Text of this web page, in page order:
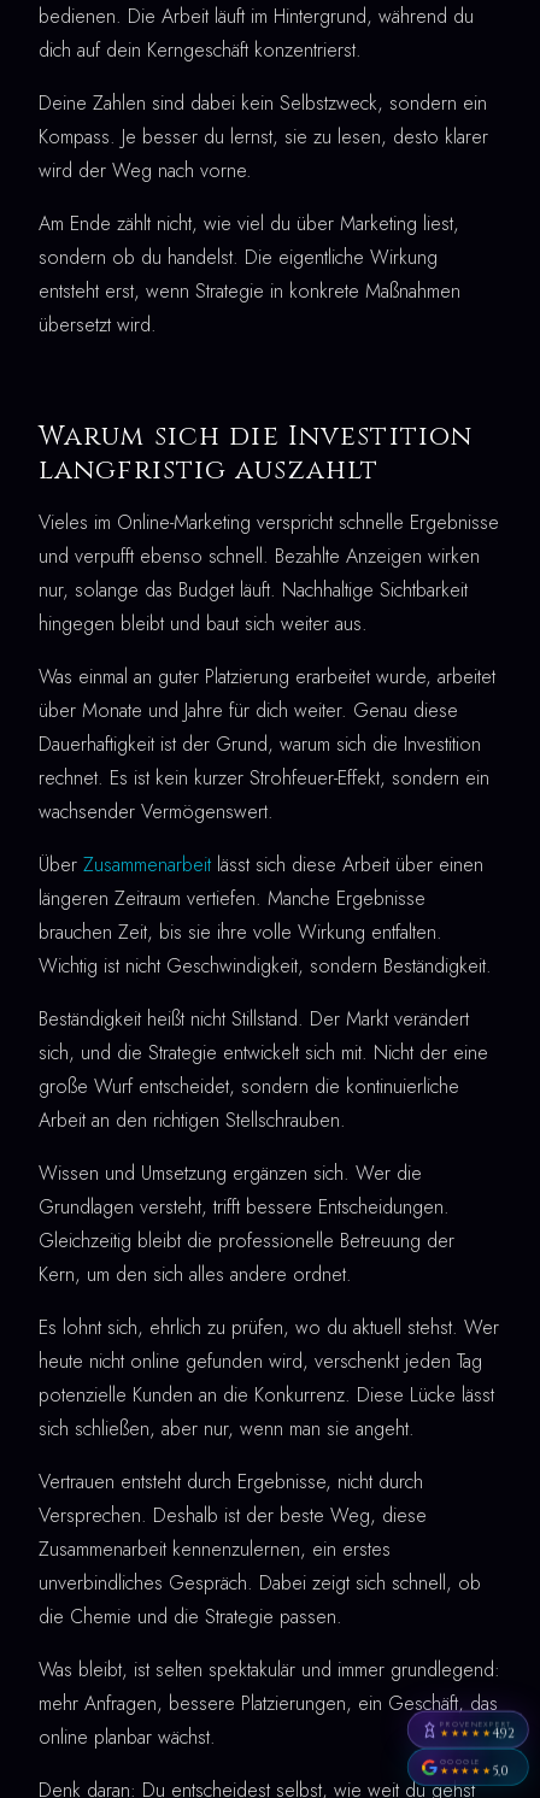
bedienen. Die Arbeit läuft im Hintergrund, während du
dich auf dein Kerngeschäft konzentrierst.
Deine Zahlen sind dabei kein Selbstzweck, sondern ein
Kompass. Je besser du lernst, sie zu lesen, desto klarer
wird der Weg nach vorne.
Am Ende zählt nicht, wie viel du über Marketing liest,
sondern ob du handelst. Die eigentliche Wirkung
entsteht erst, wenn Strategie in konkrete Maßnahmen
übersetzt wird.
Warum sich die Investition
langfristig auszahlt
Vieles im Online-Marketing verspricht schnelle Ergebnisse
und verpufft ebenso schnell. Bezahlte Anzeigen wirken
nur, solange das Budget läuft. Nachhaltige Sichtbarkeit
hingegen bleibt und baut sich weiter aus.
Was einmal an guter Platzierung erarbeitet wurde, arbeitet
über Monate und Jahre für dich weiter. Genau diese
Dauerhaftigkeit ist der Grund, warum sich die Investition
rechnet. Es ist kein kurzer Strohfeuer-Effekt, sondern ein
wachsender Vermögenswert.
Über Zusammenarbeit lässt sich diese Arbeit über einen
längeren Zeitraum vertiefen. Manche Ergebnisse
brauchen Zeit, bis sie ihre volle Wirkung entfalten.
Wichtig ist nicht Geschwindigkeit, sondern Beständigkeit.
Beständigkeit heißt nicht Stillstand. Der Markt verändert
sich, und die Strategie entwickelt sich mit. Nicht der eine
große Wurf entscheidet, sondern die kontinuierliche
Arbeit an den richtigen Stellschrauben.
Wissen und Umsetzung ergänzen sich. Wer die
Grundlagen versteht, trifft bessere Entscheidungen.
Gleichzeitig bleibt die professionelle Betreuung der
Kern, um den sich alles andere ordnet.
Es lohnt sich, ehrlich zu prüfen, wo du aktuell stehst. Wer
heute nicht online gefunden wird, verschenkt jeden Tag
potenzielle Kunden an die Konkurrenz. Diese Lücke lässt
sich schließen, aber nur, wenn man sie angeht.
Vertrauen entsteht durch Ergebnisse, nicht durch
Versprechen. Deshalb ist der beste Weg, diese
Zusammenarbeit kennenzulernen, ein erstes
unverbindliches Gespräch. Dabei zeigt sich schnell, ob
die Chemie und die Strategie passen.
Was bleibt, ist selten spektakulär und immer grundlegend:
mehr Anfragen, bessere Platzierungen, ein Geschäft, das
online planbar wächst.
Denk daran: Du entscheidest selbst, wie weit du gehst
PROVENEXPERT
★★★★★4,92
GOOGLE
★★★★★5,0